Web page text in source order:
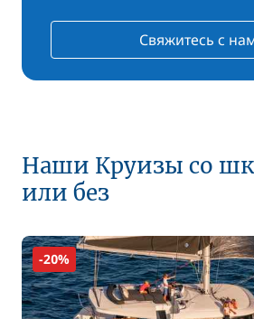
Свяжитесь с
Наши Круизы со
или без
-20%